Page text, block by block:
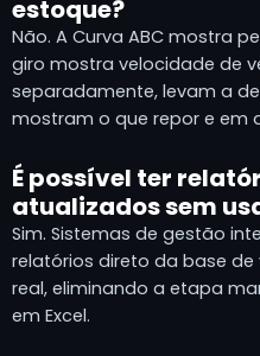
estoque?
Não. A Curva ABC mostra
giro mostra velocidade de
separadamente, levam a
mostram o que repor e em
É possível ter
atualizados sem
Sim. Sistemas de gestão
relatórios direto da base
real, eliminando a etapa
em Excel.